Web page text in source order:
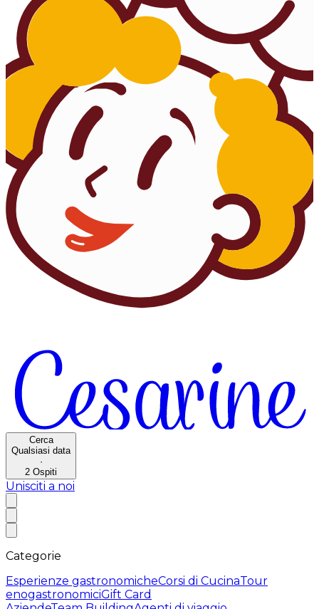
Cerca
Qualsiasi data
·
2 Ospiti
Unisciti a noi
Categorie
Esperienze gastronomicheCorsi di CucinaTour
enogastronomiciGift Card